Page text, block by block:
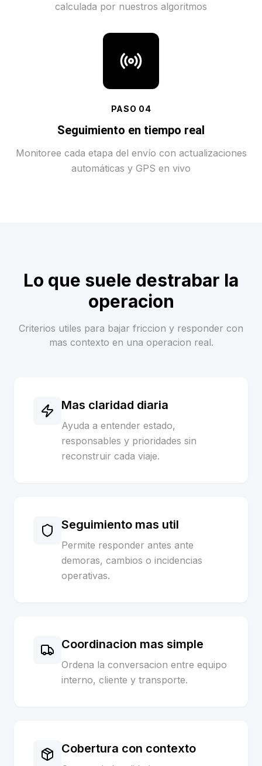
calculada por nuestros algoritmos
PASO 04
Seguimiento en tiempo real
Monitoree cada etapa del envío con actualizaciones
automáticas y GPS en vivo
Lo que suele destrabar la
operacion
Criterios utiles para bajar friccion y responder con
mas contexto en una operacion real.
Mas claridad diaria
Ayuda a entender estado,
responsables y prioridades sin
reconstruir cada viaje.
Seguimiento mas util
Permite responder antes ante
demoras, cambios o incidencias
operativas.
Coordinacion mas simple
Ordena la conversacion entre equipo
interno, cliente y transporte.
Cobertura con contexto